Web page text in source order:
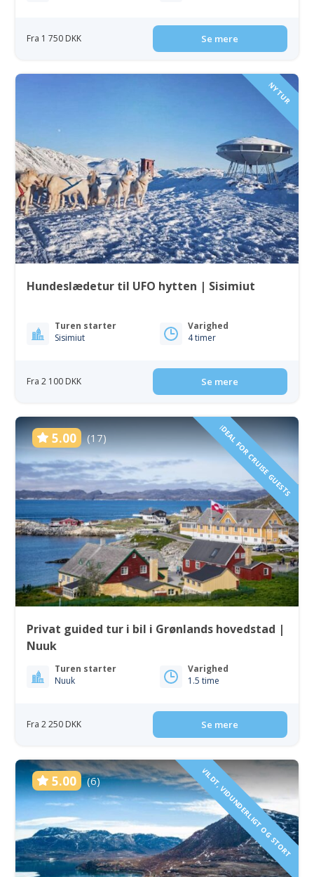
Fra 1 750 DKK Se mere
NY TUR
Hundeslædetur til UFO hytten | Sisimiut
Turen starter
Sisimiut
Varighed
4 timer
Fra 2 100 DKK Se mere
5.00 (17) IDEAL FOR CRUISE GUESTS
Privat guided tur i bil i Grønlands hovedstad |
Nuuk
Turen starter
Nuuk
Varighed
1.5 time
Fra 2 250 DKK Se mere
5.00 (6) VILDT, VIDUNDERLIGT OG STORT